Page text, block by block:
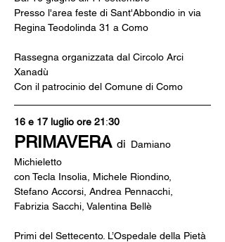
Presso l'area feste di Sant'Abbondio in via
Regina Teodolinda 31 a Como
Rassegna organizzata dal Circolo Arci
Xanadù
Con il patrocinio del Comune di Como
16 e 17 luglio ore 21:30
PRIMAVERA di Damiano
Michieletto
con Tecla Insolia, Michele Riondino,
Stefano Accorsi, Andrea Pennacchi,
Fabrizia Sacchi, Valentina Bellè
Primi del Settecento. L’Ospedale della Pietà